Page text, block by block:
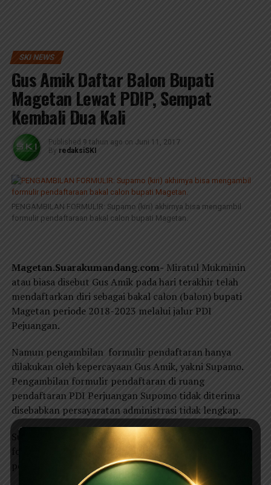
SKI NEWS
Gus Amik Daftar Balon Bupati
Magetan Lewat PDIP, Sempat
Kembali Dua Kali
Published 9 tahun ago on Juni 11, 2017
By redaksiSKI
PENGAMBILAN FORMULIR: Supamo (kiri) akhirnya bisa mengambil
formulir pendaftaraan bakal calon bupati Magetan.
Magetan.Suarakumandang.com- Miratul Mukminin
atau biasa disebut Gus Amik pada hari terakhir telah
mendaftarkan diri sebagai bakal calon (balon) bupati
Magetan periode 2018-2023 melalui jalur PDI
Pejuangan.
Namun pengambilan formulir pendaftaran hanya
dilakukan oleh kepercayaan Gus Amik, yakni Supamo.
Pengambilan formulir pendaftaran di ruang
pendaftaran PDI Perjuangan Supomo tidak diterima
disebabkan persayaratan administrasi tidak lengkap.
Supamo mengaku tidak tahu kalau pengambilan
formulir pendaftaran sebagai balon bupati sesuai
peraturan panitia harus membayar senilai Rp 5 juta.